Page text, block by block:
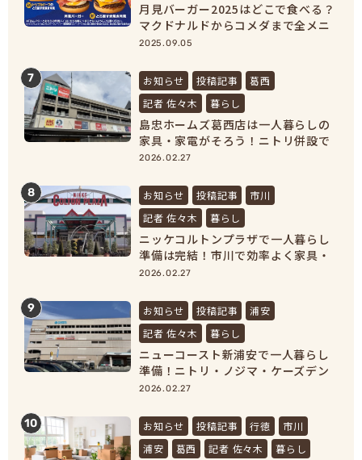
月見バーガー2025はどこで食べる？
マクドナルドからコメダまで全メニ
ュー紹介！
2025.09.05
7 お知らせ 投稿記事
葛西
記者 佐々木
暮らし
島忠ホームズ葛西店は一人暮らしの
家具・家電がそろう！ニトリ併設で
新生活準備が完結
2026.02.27
8 お知らせ 投稿記事
市川
記者 佐々木
暮らし
ニッケコルトンプラザで一人暮らし
準備は完結！市川で効率よく家具・
家電をそろえよう！
2026.02.27
9 お知らせ 投稿記事
浦安
記者 佐々木
暮らし
ニューコースト新浦安で一人暮らし
準備！ニトリ・ノジマ・ケーズデン
キで家具家電をまとめ買い
2026.02.27
10 お知らせ 投稿記事 行徳
市川
浦安
葛西 記者 佐々木 暮らし